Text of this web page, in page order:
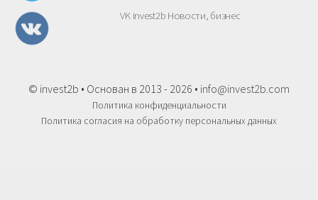
VK invest2b Новости, бизнес
© invest2b • Основан в 2013 - 2026 • info@invest2b.com
Политика конфиденциальности
Политика согласия на обработку персональных данных